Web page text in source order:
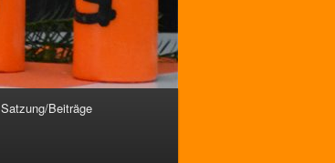
Satzung/Beiträge